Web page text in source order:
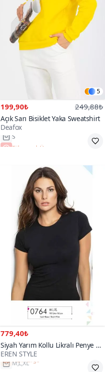
5
199,90₺ 249,88₺
Açık Sarı Bisiklet Yaka Sweatshirt
Deafox
Tükenmek Üzere
779,40₺
Siyah Yarım Kollu Likralı Penye T-
Shirt
EREN STYLE
Hızlı Kargo